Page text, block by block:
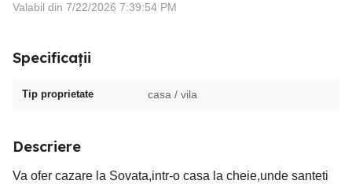
Valabil din 7/22/2026 7:39:54 PM
Specificații
Tip proprietate casa / vila
Descriere
Va ofer cazare la Sovata,intr-o casa la cheie,unde santeti